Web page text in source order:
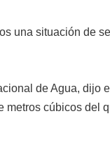
una situación de
de Agua, dijo
cúbicos del